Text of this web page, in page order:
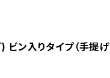
ビン入りタイプ（手提げ